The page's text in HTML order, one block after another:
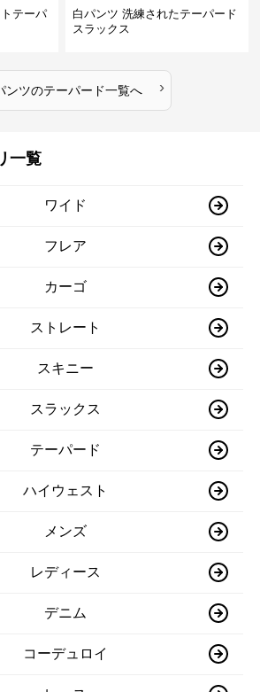
テーパ
白パンツ 洗練されたテーパード
スラックス
ンツのテーパード一覧へ ›
一覧
ワイド
フレア
カーゴ
ストレート
スキニー
スラックス
テーパード
ハイウェスト
メンズ
レディース
デニム
コーデュロイ